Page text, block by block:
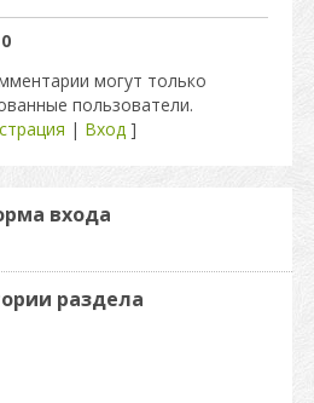
0
могут только
пользователи.
| Вход]
входа
раздела